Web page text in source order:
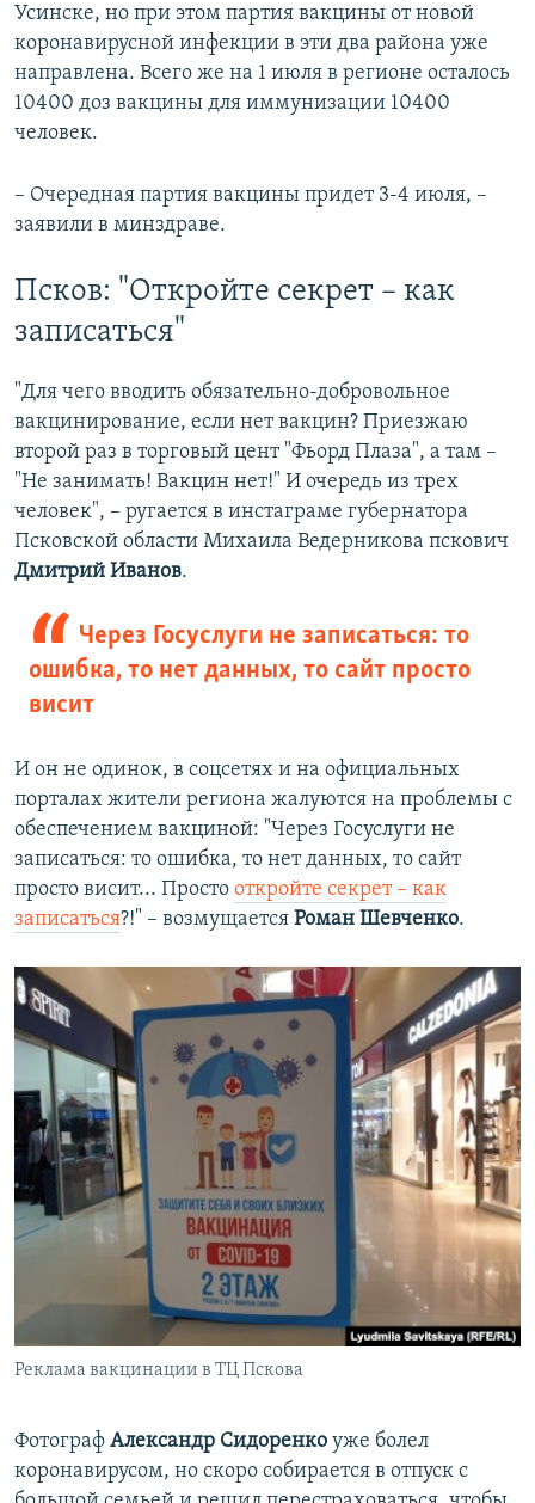
Усинске, но при этом партия вакцины от новой
коронавирусной инфекции в эти два района уже
направлена. Всего же на 1 июля в регионе осталось
10400 доз вакцины для иммунизации 10400
человек.
– Очередная партия вакцины придет 3-4 июля, –
заявили в минздраве.
Псков: "Откройте секрет – как
записаться"
"Для чего вводить обязательно-добровольное
вакцинирование, если нет вакцин? Приезжаю
второй раз в торговый цент "Фьорд Плаза", а там –
"Не занимать! Вакцин нет!" И очередь из трех
человек", – ругается в инстаграме губернатора
Псковской области Михаила Ведерникова пскович
Дмитрий Иванов.
Через Госуслуги не записаться: то
ошибка, то нет данных, то сайт просто
висит
И он не одинок, в соцсетях и на официальных
порталах жители региона жалуются на проблемы с
обеспечением вакциной: "Через Госуслуги не
записаться: то ошибка, то нет данных, то сайт
просто висит... Просто откройте секрет – как
записаться?!" – возмущается Роман Шевченко.
Реклама вакцинации в ТЦ Пскова
Фотограф Александр Сидоренко уже болел
коронавирусом, но скоро собирается в отпуск с